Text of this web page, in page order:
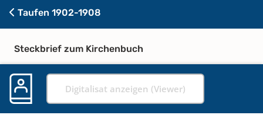
Taufen 1902-1908
Steckbrief zum Kirchenbuch
Digitalisat anzeigen (Viewer)